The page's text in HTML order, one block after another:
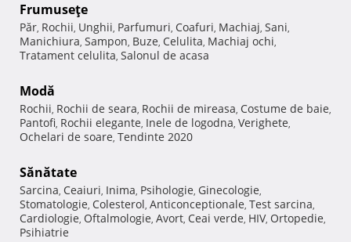
Frumuseţe
Păr, Rochii, Unghii, Parfumuri, Coafuri, Machiaj, Sani,
Manichiura, Sampon, Buze, Celulita, Machiaj ochi,
Tratament celulita, Salonul de acasa
Modă
Rochii, Rochii de seara, Rochii de mireasa, Costume de baie,
Pantofi, Rochii elegante, Inele de logodna, Verighete,
Ochelari de soare, Tendinte 2020
Sănătate
Sarcina, Ceaiuri, Inima, Psihologie, Ginecologie,
Stomatologie, Colesterol, Anticonceptionale, Test sarcina,
Cardiologie, Oftalmologie, Avort, Ceai verde, HIV, Ortopedie,
Psihiatrie